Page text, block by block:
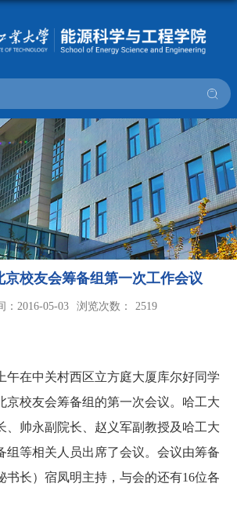
京校友会筹备组第一次工作会议
：2016-05-03 浏览次数： 2519
午在中关村西区立方庭大厦库尔好同学
京校友会筹备组的第一次会议。哈工大
、帅永副院长、赵义军副教授及 哈工大
组等相关人员出席了会议。 会议由筹备
书长）宿凤明主持，与会的还有16位各